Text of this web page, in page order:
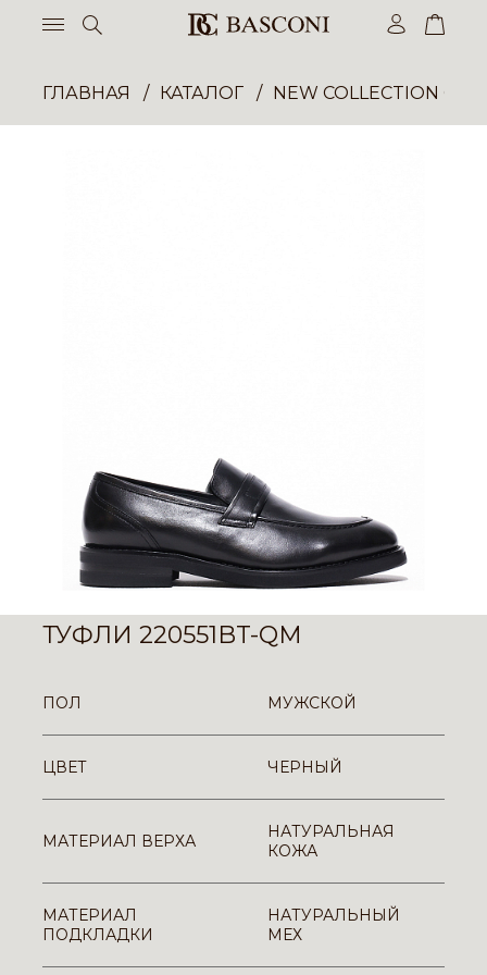
ГЛАВНАЯ КАТАЛОГ NEW COLLECTION
ТУФЛИ 220551BT-QM
ПОЛ МУЖСКОЙ
ЦВЕТ ЧЕРНЫЙ
МАТЕРИАЛ ВЕРХА
НАТУРАЛЬНАЯ
КОЖА
МАТЕРИАЛ
ПОДКЛАДКИ
НАТУРАЛЬНЫЙ
МЕХ